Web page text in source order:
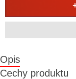
Opis
Cechy produktu